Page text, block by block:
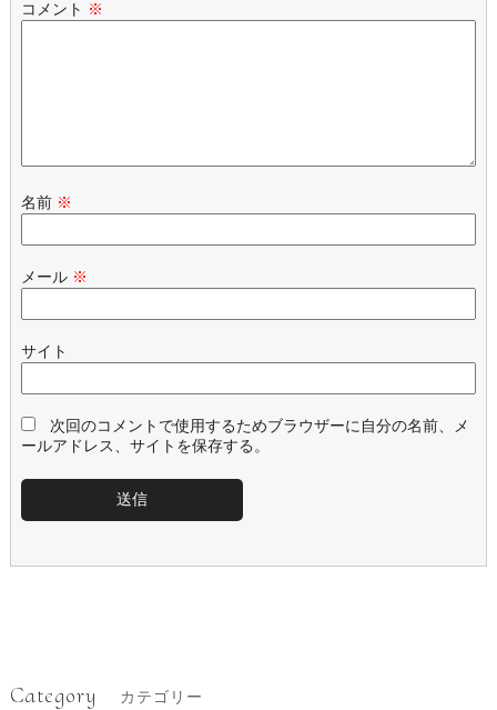
コメント ※
名前 ※
メール ※
サイト
次回のコメントで使用するためブラウザーに自分の名前、メ
ールアドレス、サイトを保存する。
Category カテゴリー